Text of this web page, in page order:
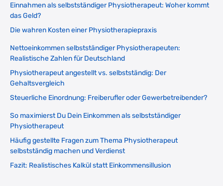
Einnahmen als selbstständiger Physiotherapeut: Woher kommt
das Geld?
Die wahren Kosten einer Physiotherapiepraxis
Nettoeinkommen selbstständiger Physiotherapeuten:
Realistische Zahlen für Deutschland
Physiotherapeut angestellt vs. selbstständig: Der
Gehaltsvergleich
Steuerliche Einordnung: Freiberufler oder Gewerbetreibender?
So maximierst Du Dein Einkommen als selbstständiger
Physiotherapeut
Häufig gestellte Fragen zum Thema Physiotherapeut
selbstständig machen und Verdienst
Fazit: Realistisches Kalkül statt Einkommensillusion